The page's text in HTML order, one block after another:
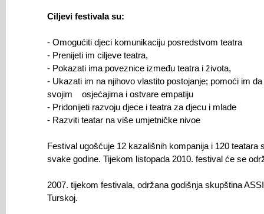
Ciljevi festivala su:
- Omogućiti djeci komunikaciju posredstvom teatra
- Prenijeti im ciljeve teatra,
- Pokazati ima poveznice između teatra i života,
- Ukazati im na njihovo vlastito postojanje; pomoći im
svojim osjećajima i ostvare empatiju
- Pridonijeti razvoju djece i teatra za djecu i mlade
- Razviti teatar na više umjetničke nivoe
Festival ugošćuje 12 kazališnih kompanija i 120 teatara
svake godine. Tijekom listopada 2010. festival će se
2007. tijekom festivala, održana godišnja skupština
Turskoj.